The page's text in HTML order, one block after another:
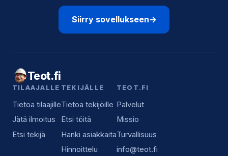
Siirry sovellukseen→
Teot.fi
TILAAJALLE
Tietoa tilaajille
Jätä ilmoitus
Etsi tekijä
TEKIJÄLLE
Tietoa tekijöille
Etsi töitä
Hanki asiakkaita
Hinnoittelu
TEOT.FI
Palvelut
Missio
Turvallisuus
info@teot.fi